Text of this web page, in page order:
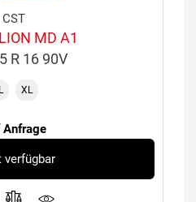
CST
MD A1
R 16 90V
XL
Anfrage
verfügbar